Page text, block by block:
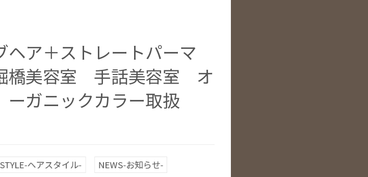
ヘア＋ストレートパーマ
橋美容室 手話美容室 オ
ーガニックカラー取扱
ヘアスタイル- NEWS-お知らせ-